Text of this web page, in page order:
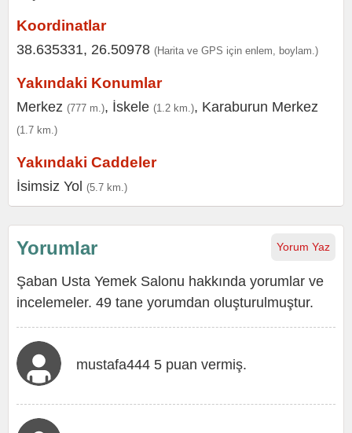
Koordinatlar
38.635331, 26.50978 (Harita ve GPS için enlem, boylam.)
Yakındaki Konumlar
Merkez (777 m.), İskele (1.2 km.), Karaburun Merkez
(1.7 km.)
Yakındaki Caddeler
İsimsiz Yol (5.7 km.)
Yorum Yaz
Yorumlar
Şaban Usta Yemek Salonu hakkında yorumlar ve
incelemeler. 49 tane yorumdan oluşturulmuştur.
mustafa444 5 puan vermiş.